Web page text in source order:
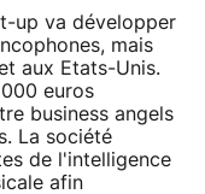
up va développer
mais
aux Etats-Unis.
euros
business angels
La société
de l'intelligence
afin